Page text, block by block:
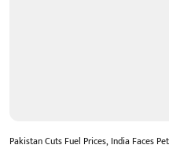
Pakistan Cuts Fuel Prices, India Faces